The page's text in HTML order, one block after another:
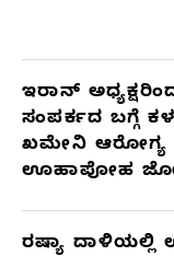
ಇರಾನ್
ಸಂಪರ್ಕದ ಬಗ್ಗೆ
ಖಮೇನಿ ಆರೋಗ್ಯ
ಊಹಾಪೋಹ
ರಷ್ಯಾ ದಾಳಿಯಲ್ಲಿ